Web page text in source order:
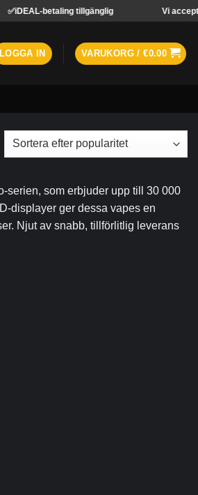
betaling tillgänglig Vi accepterar
LOGGA IN VARUKORG /€0.00
serien, som erbjuder upp till 30 000
displayer ger dessa vapes en
Njut av snabb, tillförlitlig leverans